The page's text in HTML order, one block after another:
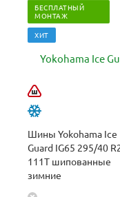
БЕСПЛАТНЫЙ
МОНТАЖ
ХИТ
Шины Yokohama Ice
Guard IG65 295/40
111T шипованные
зимние